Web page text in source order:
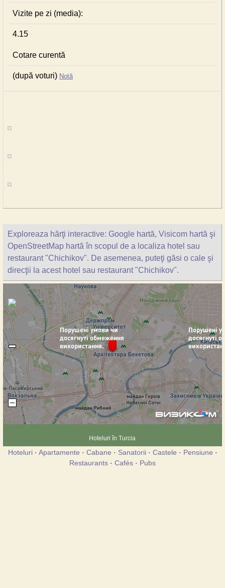
Vizite pe zi (media):
4.15
Cotare curentă
(după voturi) Notă
Exploreaza hărţi interactive: Google hartă, Visicom hartă şi
OpenStreetMap hartă în scopul de a localiza hotel sau
restaurant "Chichikov". De asemenea, puteţi găsi o cale şi
direcţii la acest hotel sau restaurant "Chichikov".
Hoteluri în Turcia
Hoteluri· Apartamente · Cabane · Sanatorii· Castele · Pensiune ·
Restaurants · Cafés · Pubs